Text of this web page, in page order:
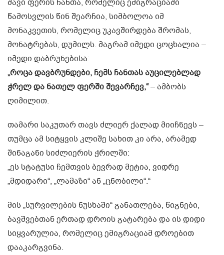
შავი ფერის ჩანთა, რომელიც ემიგრაციაში
წამოსვლის წინ შეარჩია, სიმბოლოა იმ
მონაკვეთის, რომელიც უკავშირდება შრომას,
მონატრებას, დუმილს. მაგრამ იმედი ცოცხალია –
იმედი დაბრუნებისა:
„როცა დავბრუნდები, ჩემს ჩანთას აუცილებლად
ჭრელ და ნათელ ფერში შევარჩევ,“– ამბობს
ღიმილით.
თამარი საკუთარ თავს ძლიერ ქალად მიიჩნევს –
თუმცა ამ სიტყვის კლიშე სახით კი არა, არამედ
შინაგანი სიძლიერის ჭრილში:
„ეს სტატუსი ჩემთვის ბევრად მეტია, ვიდრე
„მდიდარი“, „ლამაზი“ ან „ცნობილი“.“
მის „სურვილების ნუსხაში“ განათლება, წიგნები,
ბავშვებთან ერთად დროის გატარება და ის დიდი
სიყვარულია, რომელიც ემიგრაციამ დროებით
დააკარგვინა.